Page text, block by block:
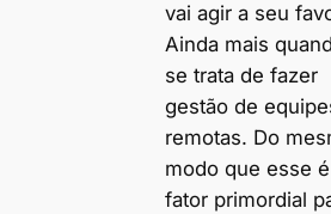
vai agir a seu
Ainda mais
se trata de fazer
gestão de
remotas. Do
modo que esse
fator primordial